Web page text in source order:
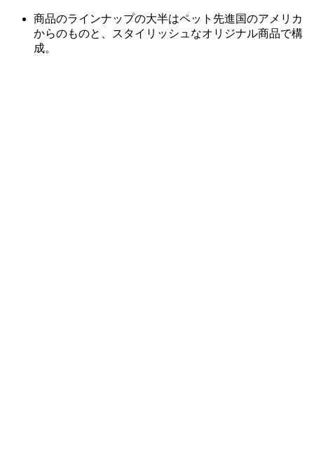
商品のラインナップの大半はペット先進国のアメリカ
からのものと、スタイリッシュなオリジナル商品で構
成。